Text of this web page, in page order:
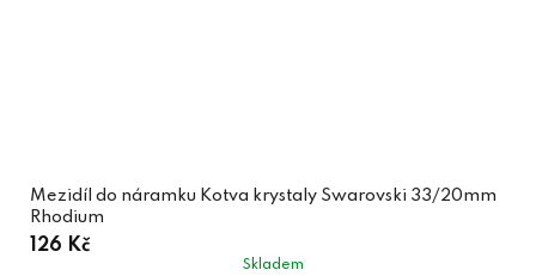
Mezidíl do náramku Kotva krystaly Swarovski 33/20mm
Rhodium
126 Kč
Skladem